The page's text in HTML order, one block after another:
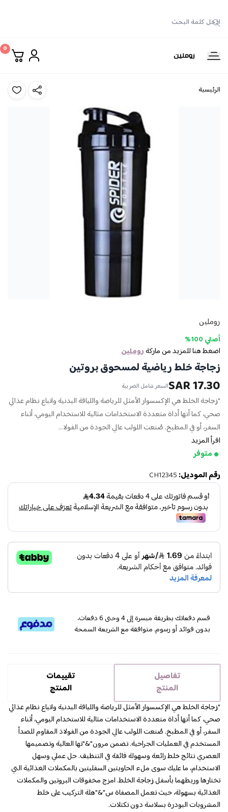
روملين
0
الرئيسية
روملين
أصلي 100%
اضغط هنا للمزيد من ماركةروملين
زجاجة خلط رياضية لمسحوق بروتين
17.30 SAR السعر شامل الضريبة
"زجاجة الخلط هي الإكسسوار الأمثل للرياضة واللياقة البدنية واتباع نظام غذائي
صحي، كما أنها أداة متعددة الاستخدامات مثالية للاستخدام اليومي، أثناء
السفر، أو في المطبخ. صُنعت اللولب عالي الجودة من الفولا...
اقرأ المزيد
متوفر
رقم الموديل: CH12345
قسم دفعاتك بطريقة ميسرة إلى 4 وحتى 6 دفعات،
بدون فوائد أو رسوم. متوافقة مع الشريعة السمحة
تفاصيل
المنتج
تقييمات
المنتج
"زجاجة الخلط هي الإكسسوار الأمثل للرياضة واللياقة البدنية واتباع نظام غذائي
صحي، كما أنها أداة متعددة الاستخدامات مثالية للاستخدام اليومي، أثناء
السفر، أو في المطبخ. صُنعت اللولب عالي الجودة من الفولاذ المقاوم للصدأ
المستخدم في العمليات الجراحية. تضمن مرون"&"تها العالية وتصميمها
العصري نتائج خلط رائعة وسهولة فائقة في التنظيف. حل عملي وسهل
الاستخدام، ما عليك سوى ملء الحاويتين السفليتين بالمكملات الغذائية التي
تختارها وربطهما بأسفل زجاجة الخلط. امزج مخفوقات البروتين والمكملات
الغذائية بسهولة، حيث تعمل المصفاة س"&"هلة التركيب على خلط
المشروبات البودرة بسلاسة دون تكتلات.